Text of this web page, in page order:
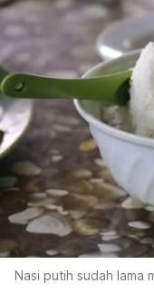
Nasi putih sudah lama